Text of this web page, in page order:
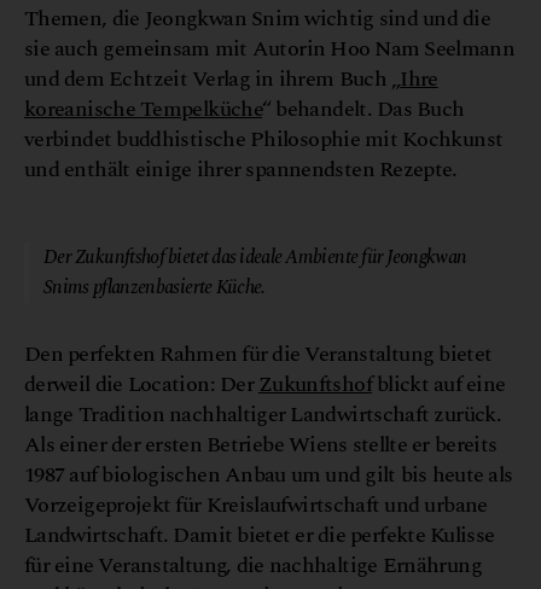
Themen, die Jeongkwan Snim wichtig sind und die
sie auch gemeinsam mit Autorin Hoo Nam Seelmann
und dem Echtzeit Verlag in ihrem Buch „Ihre
koreanische Tempelküche“ behandelt. Das Buch
verbindet buddhistische Philosophie mit Kochkunst
und enthält einige ihrer spannendsten Rezepte.
Der Zukunftshof bietet das ideale Ambiente für Jeongkwan
Snims pflanzenbasierte Küche.
Den perfekten Rahmen für die Veranstaltung bietet
derweil die Location: DerZukunftshofblickt auf eine
lange Tradition nachhaltiger Landwirtschaft zurück.
Als einer der ersten Betriebe Wiens stellte er bereits
1987 auf biologischen Anbau um und gilt bis heute als
Vorzeigeprojekt für Kreislaufwirtschaft und urbane
Landwirtschaft. Damit bietet er die perfekte Kulisse
für eine Veranstaltung, die nachhaltige Ernährung